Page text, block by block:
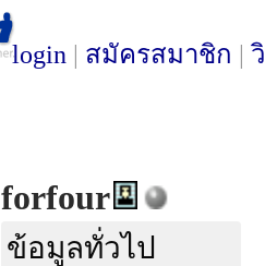
login | สมัครสมาชิก |
forfour
ข้อมูลทั่วไป